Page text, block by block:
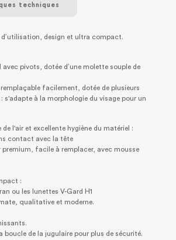
techniques
design et ultra compact.
pivots, dotée d’une molette souple de
facilement, dotée de plusieurs
s'adapte à la morphologie du visage pour un
l'air et excellente hygiène du matériel :
contact avec la tête
premium, facile à remplacer, avec mousse
:
ou les lunettes V-Gard H1
qualitative et moderne.
boucle de la jugulaire pour plus de sécurité.